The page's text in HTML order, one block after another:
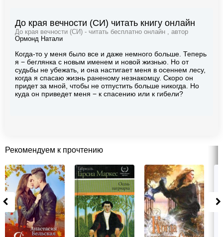
До края вечности (СИ) читать книгу онлайн
До края вечности (СИ) - читать бесплатно онлайн , автор
Ормонд Натали
Когда-то у меня было все и даже немного больше. Теперь
я − беглянка с новым именем и новой жизнью. Но от
судьбы не убежать, и она настигает меня в осеннем лесу,
когда я спасаю жизнь раненому незнакомцу. Скоро он
придет за мной, чтобы не отпустить больше никогда. Но
куда он приведет меня − к спасению или к гибели?
Рекомендуем к прочтению